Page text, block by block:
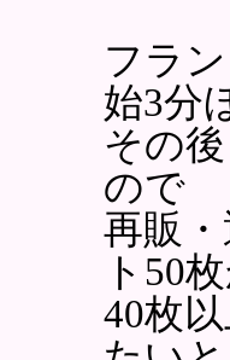
フラ
始3分
その
ので
再販
ト50
40枚